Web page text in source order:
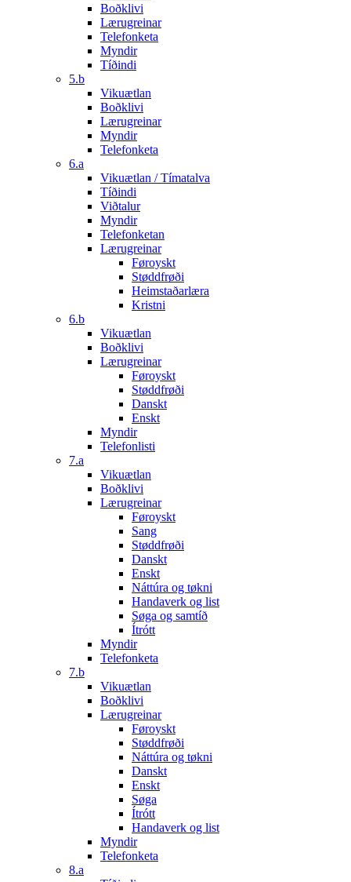
Boðklivi
Lærugreinar
Telefonketa
Myndir
Tíðindi
5.b
Vikuætlan
Boðklivi
Lærugreinar
Myndir
Telefonketa
6.a
Vikuætlan / Tímatalva
Tíðindi
Viðtalur
Myndir
Telefonketan
Lærugreinar
Føroyskt
Støddfrøði
Heimstaðarlæra
Kristni
6.b
Vikuætlan
Boðklivi
Lærugreinar
Føroyskt
Støddfrøði
Danskt
Enskt
Myndir
Telefonlisti
7.a
Vikuætlan
Boðklivi
Lærugreinar
Føroyskt
Sang
Støddfrøði
Danskt
Enskt
Náttúra og tøkni
Handaverk og list
Søga og samtíð
Ítrótt
Myndir
Telefonketa
7.b
Vikuætlan
Boðklivi
Lærugreinar
Føroyskt
Støddfrøði
Náttúra og tøkni
Danskt
Enskt
Søga
Ítrótt
Handaverk og list
Myndir
Telefonketa
8.a